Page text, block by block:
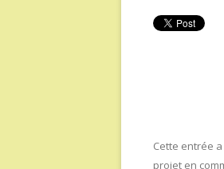
Cette entrée
projet en